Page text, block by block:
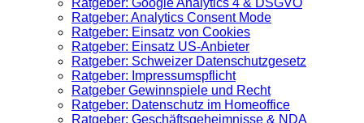
Ratgeber: Google Analytics 4 & DSGVO
Ratgeber: Analytics Consent Mode
Ratgeber: Einsatz von Cookies
Ratgeber: Einsatz US-Anbieter
Ratgeber: Schweizer Datenschutzgesetz
Ratgeber: Impressumspflicht
Ratgeber Gewinnspiele und Recht
Ratgeber: Datenschutz im Homeoffice
Ratgeber: Geschäftsgeheimnisse & NDA